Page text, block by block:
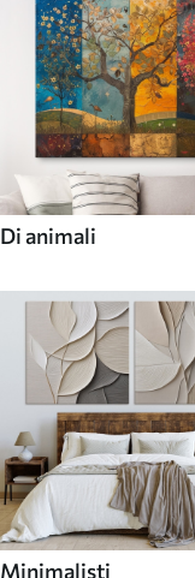
Di animali
Minimalisti